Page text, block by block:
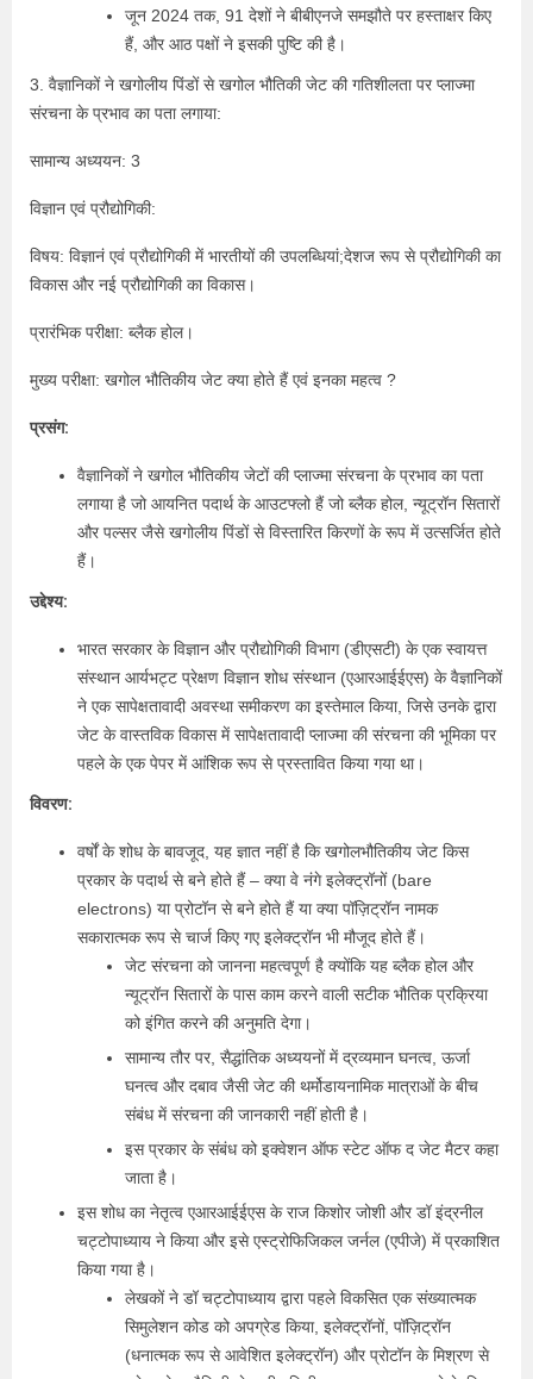
जून 2024 तक, 91 देशों ने बीबीएनजे समझौते पर हस्ताक्षर किए
हैं, और आठ पक्षों ने इसकी पुष्टि की है।
3. वैज्ञानिकों ने खगोलीय पिंडों से खगोल भौतिकी जेट की गतिशीलता पर प्लाज्मा
संरचना के प्रभाव का पता लगाया:
सामान्य अध्ययन: 3
विज्ञान एवं प्रौद्योगिकी:
विषय: विज्ञानं एवं प्रौद्योगिकी में भारतीयों की उपलब्धियां;देशज रूप से प्रौद्योगिकी का
विकास और नई प्रौद्योगिकी का विकास।
प्रारंभिक परीक्षा: ब्लैक होल।
मुख्य परीक्षा: खगोल भौतिकीय जेट क्या होते हैं एवं इनका महत्व ?
प्रसंग:
वैज्ञानिकों ने खगोल भौतिकीय जेटों की प्लाज्मा संरचना के प्रभाव का पता
लगाया है जो आयनित पदार्थ के आउटफ्लो हैं जो ब्लैक होल, न्यूट्रॉन सितारों
और पल्सर जैसे खगोलीय पिंडों से विस्तारित किरणों के रूप में उत्सर्जित होते
हैं।
उद्देश्य:
भारत सरकार के विज्ञान और प्रौद्योगिकी विभाग (डीएसटी) के एक स्वायत्त
संस्थान आर्यभट्ट प्रेक्षण विज्ञान शोध संस्थान (एआरआईईएस) के वैज्ञानिकों
ने एक सापेक्षतावादी अवस्था समीकरण का इस्तेमाल किया, जिसे उनके द्वारा
जेट के वास्तविक विकास में सापेक्षतावादी प्लाज्मा की संरचना की भूमिका पर
पहले के एक पेपर में आंशिक रूप से प्रस्तावित किया गया था।
विवरण:
वर्षों के शोध के बावजूद, यह ज्ञात नहीं है कि खगोलभौतिकीय जेट किस
प्रकार के पदार्थ से बने होते हैं – क्या वे नंगे इलेक्ट्रॉनों (bare
electrons) या प्रोटॉन से बने होते हैं या क्या पॉज़िट्रॉन नामक
सकारात्मक रूप से चार्ज किए गए इलेक्ट्रॉन भी मौजूद होते हैं।
जेट संरचना को जानना महत्वपूर्ण है क्योंकि यह ब्लैक होल और
न्यूट्रॉन सितारों के पास काम करने वाली सटीक भौतिक प्रक्रिया
को इंगित करने की अनुमति देगा।
सामान्य तौर पर, सैद्धांतिक अध्ययनों में द्रव्यमान घनत्व, ऊर्जा
घनत्व और दबाव जैसी जेट की थर्मोडायनामिक मात्राओं के बीच
संबंध में संरचना की जानकारी नहीं होती है।
इस प्रकार के संबंध को इक्‍वेशन ऑफ स्‍टेट ऑफ द जेट मैटर कहा
जाता है।
इस शोध का नेतृत्व एआरआईईएस के राज किशोर जोशी और डॉ इंद्रनील
चट्टोपाध्याय ने किया और इसे एस्ट्रोफिजिकल जर्नल (एपीजे) में प्रकाशित
किया गया है।
लेखकों ने डॉ चट्टोपाध्याय द्वारा पहले विकसित एक संख्यात्मक
सिमुलेशन कोड को अपग्रेड किया, इलेक्ट्रॉनों, पॉज़िट्रॉन
(धनात्मक रूप से आवेशित इलेक्ट्रॉन) और प्रोटॉन के मिश्रण से